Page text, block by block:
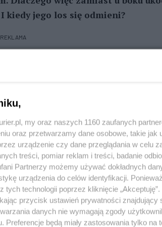
kiedy jego los się odmieni?
REKLAMA
próbę, do domu tymczasowego.
nieobecności opiekuna – znów jest
opowiada wolontariuszka. – Jest
swojego gatunku. Uwielbia
góry na wysokość ok. 1,5 m – taki
wcięciu w talii i długich
za odpowiednim
do schroniska? Kiedy Sid zostaje w
z nim w tej kwestii i nie nauczył
my oraz naszych 1160 zaufanych
oraz przetwarzamy dane osobowe, takie jak
urządzenie czy dane przeglądania w celu
treści, pomiar reklam i treści, badanie
Partnerzy możemy używać dokładnych
urządzenia do celów identyfikacji.
tych technologii poprzez kliknięcie
przycisk ustawień prywatności znajdujący
danych nie wymagają zgody
Preferencje będą miały zastosowania tylko na